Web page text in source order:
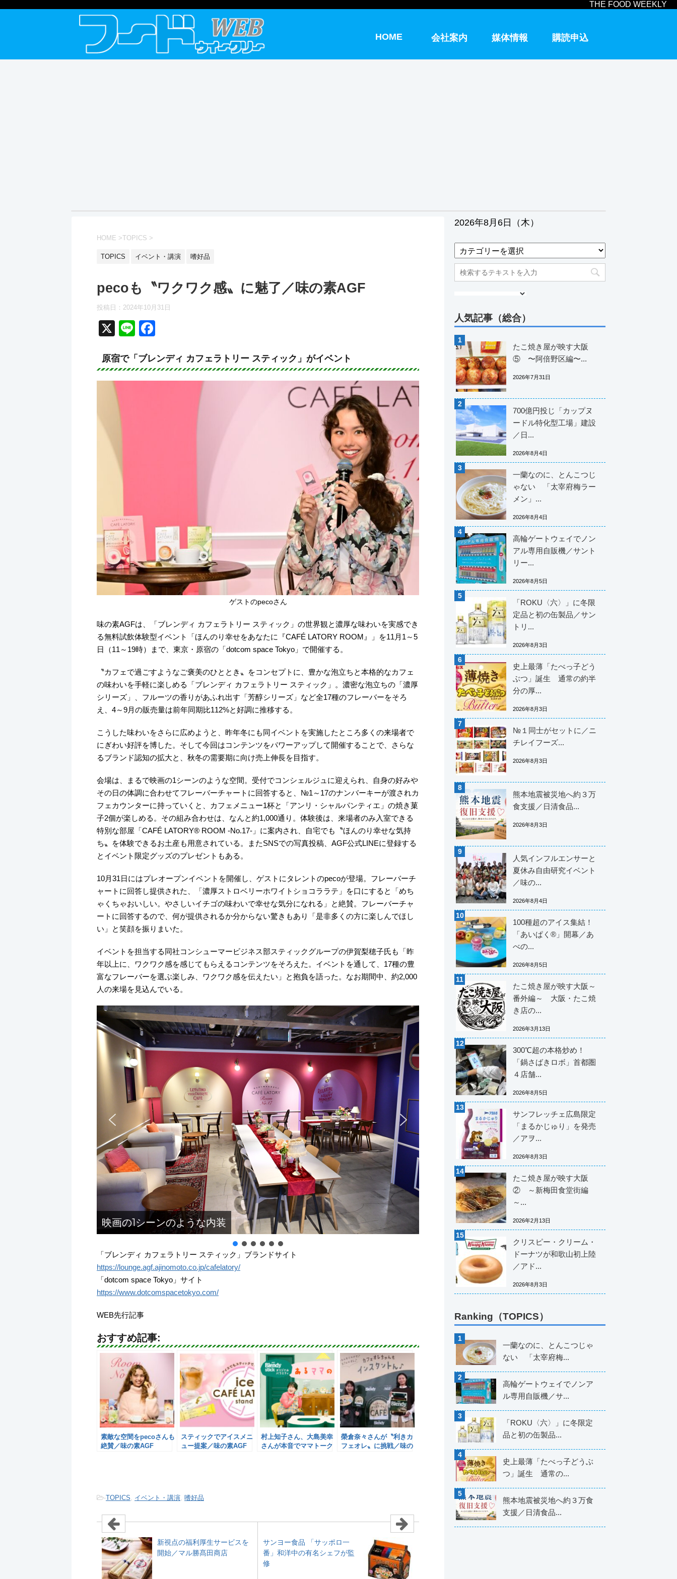
THE FOOD WEEKLY
HOME 会社案内 媒体情報 購読申込
HOME >TOPICS >
TOPICS イベント・講演 嗜好品
pecoも〝ワクワク感〟に魅了／味の素AGF
投稿日：2024年10月31日
X
Li
e
c
e
原宿で「ブレンディ カフェラトリー スティック」がイベント
ゲストのpecoさん
味の素AGFは、「ブレンディ カフェラトリー スティック」の世界観と濃厚な味わいを実感でき
る無料試飲体験型イベント「ほんのり幸せをあなたに『CAFÉ LATORY ROOM』」を11月1～5
日（11～19時）まで、東京・原宿の「dotcom space Tokyo」で開催する。
〝カフェで過ごすようなご褒美のひととき〟をコンセプトに、豊かな泡立ちと本格的なカフェ
の味わいを手軽に楽しめる「ブレンディ カフェラトリー スティック」。濃密な泡立ちの「濃厚
シリーズ」、フルーツの香りがあふれ出す「芳醇シリーズ」など全17種のフレーバーをそろ
え、4～9月の販売量は前年同期比112%と好調に推移する。
こうした味わいをさらに広めようと、昨年冬にも同イベントを実施したところ多くの来場者で
にぎわい好評を博した。そして今回はコンテンツをパワーアップして開催することで、さらな
るブランド認知の拡大と、秋冬の需要期に向け売上伸長を目指す。
会場は、まるで映画の1シーンのような空間。受付でコンシェルジュに迎えられ、自身の好みや
その日の体調に合わせてフレーバーチャートに回答すると、№1～17のナンバーキーが渡されカ
フェカウンターに持っていくと、カフェメニュー1杯と「アンリ・シャルパンティエ」の焼き菓
子2個が楽しめる。その組み合わせは、なんと約1,000通り。体験後は、来場者のみ入室できる
特別な部屋「CAFÉ LATORY® ROOM -No.17-」に案内され、自宅でも〝ほんのり幸せな気持
ち〟を体験できるお土産も用意されている。またSNSでの写真投稿、AGF公式LINEに登録する
とイベント限定グッズのプレゼントもある。
10月31日にはプレオープンイベントを開催し、ゲストにタレントのpecoが登場。フレーバーチ
ャートに回答し提供された、「濃厚ストロベリーホワイトショコララテ」を口にすると「めち
ゃくちゃおいしい。やさしいイチゴの味わいで幸せな気分になれる」と絶賛。フレーバーチャ
ートに回答するので、何が提供されるか分からない驚きもあり「是非多くの方に楽しんでほし
い」と笑顔を振りまいた。
イベントを担当する同社コンシューマービジネス部スティックグループの伊賀梨穂子氏も「昨
年以上に、ワクワク感を感じてもらえるコンテンツをそろえた。イベントを通して、17種の豊
富なフレーバーを選ぶ楽しみ、ワクワク感を伝えたい」と抱負を語った。なお期間中、約2,000
人の来場を見込んでいる。
映画の1シーンのような内装
「ブレンディ カフェラトリー スティック」ブランドサイト
https://lounge.agf.ajinomoto.co.jp/cafelatory/
「dotcom space Tokyo」サイト
https://www.dotcomspacetokyo.com/
WEB先行記事
おすすめ記事:
素敵な空間をpecoさんも
絶賛／味の素AGF
スティックでアイスメニ
ュー提案／味の素AGF
村上知子さん、大島美幸
さんが本音でママトーク
榮倉奈々さんが〝利きカ
フェオレ〟に挑戦／味の
-TOPICS イベント・講演 嗜好品
新視点の福利厚生サービスを
開始／マル勝髙田商店
サンヨー食品 「サッポロ一
番」和洋中の有名シェフが監
修
2026年8月6日（木）
人気記事（総合）
たこ焼き屋が映す大阪
⑤ 〜阿倍野区編〜...
2026年7月31日
700億円投じ「カップヌ
ードル特化型工場」建設
／日...
2026年8月4日
一蘭なのに、とんこつじ
ゃない 「太宰府梅ラー
メン」...
2026年8月4日
高輪ゲートウェイでノン
アル専用自販機／サント
リー...
2026年8月5日
「ROKU〈六〉」に冬限
定品と初の缶製品／サン
トリ...
2026年8月3日
史上最薄「たべっ子どう
ぶつ」誕生 通常の約半
分の厚...
2026年8月3日
№１同士がセットに／ニ
チレイフーズ...
2026年8月3日
熊本地震被災地へ約３万
食支援／日清食品...
2026年8月3日
人気インフルエンサーと
夏休み自由研究イベント
／味の...
2026年8月4日
100種超のアイス集結！
「あいぱく®」開幕／あ
べの...
2026年8月5日
たこ焼き屋が映す大阪～
番外編～ 大阪・たこ焼
き店の...
2026年3月13日
300℃超の本格炒め！
「鍋さばきロボ」首都圏
４店舗...
2026年8月5日
サンフレッチェ広島限定
「まるかじゅり」を発売
／アヲ...
2026年8月3日
たこ焼き屋が映す大阪
② ～新梅田食堂街編
～...
2026年2月13日
クリスピー・クリーム・
ドーナツが和歌山初上陸
／アド...
2026年8月3日
Ranking（TOPICS）
一蘭なのに、とんこつじゃ
ない 「太宰府梅...
高輪ゲートウェイでノンア
ル専用自販機／サ...
「ROKU〈六〉」に冬限定
品と初の缶製品...
史上最薄「たべっ子どうぶ
つ」誕生 通常の...
熊本地震被災地へ約３万食
支援／日清食品...